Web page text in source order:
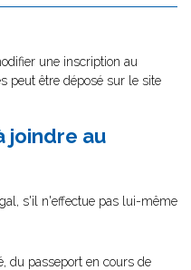
une inscription au
peut être déposé sur le site
joindre au
s'il n'effectue pas lui-même
du passeport en cours de